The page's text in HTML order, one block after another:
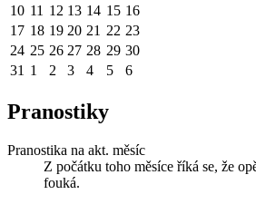
10 11 12 13 14 15 16
17 18 19 20 21 22 23
24 25 26 27 28 29 30
31 1 2 3 4 5 6
Pranostiky
Pranostika na akt. měsíc
Z počátku toho měsíce říká se, že
fouká.